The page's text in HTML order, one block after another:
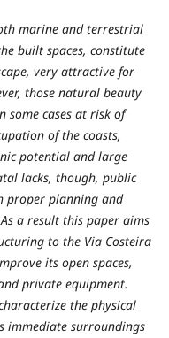
marine and terrestrial
built spaces, constitute
very attractive for
those natural beauty
some cases at risk of
of the coasts,
potential and large
lacks, though, public
proper planning and
a result this paper aims
to the Via Costeira
its open spaces,
private equipment.
the physical
immediate surroundings